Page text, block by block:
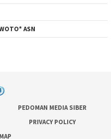
ASN
PEDOMAN MEDIA SIBER
PRIVACY POLICY